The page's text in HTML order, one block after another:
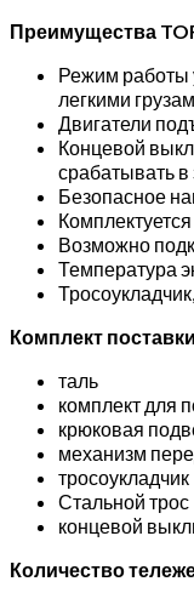
Преимущества
Режим работы
легкими
Двигатели
Концевой
срабатывать
Безопасное
Возможно
Температура
Комплект
таль
комплект для
крюковая
механизм
тросоукладчик
Стальной трос
концевой
Количество